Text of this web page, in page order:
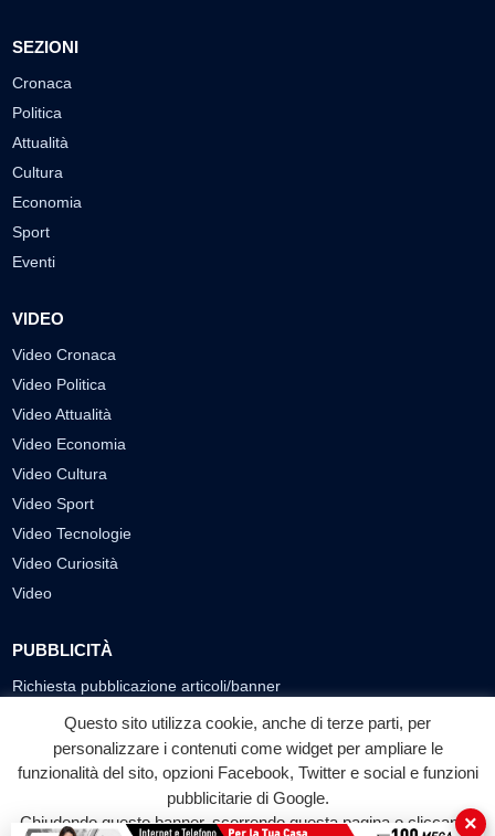
SEZIONI
Cronaca
Politica
Attualità
Cultura
Economia
Sport
Eventi
VIDEO
Video Cronaca
Video Politica
Video Attualità
Video Economia
Video Cultura
Video Sport
Video Tecnologie
Video Curiosità
Video
PUBBLICITÀ
Richiesta pubblicazione articoli/banner
SEGUICI SUI SOCIAL
f
Facebook
◎ ▶
YouTube
Questo sito utilizza cookie, anche di terze parti, per
personalizzare i contenuti come widget per ampliare le
funzionalità del sito, opzioni Facebook, Twitter e social e funzioni
pubblicitarie di Google.
Chiudendo questo banner, scorrendo questa pagina o cliccando
×